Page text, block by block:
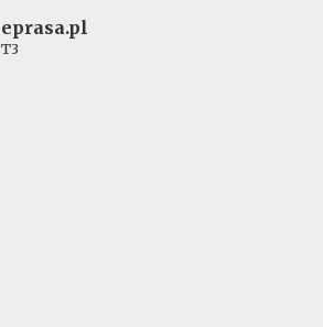
eprasa.pl
T3